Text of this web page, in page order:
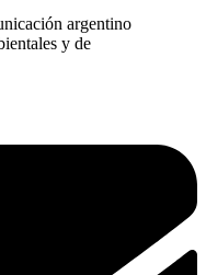
argentino
y de